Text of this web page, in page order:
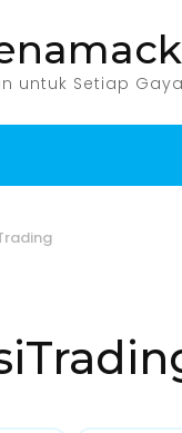
untuk Setiap Gaya